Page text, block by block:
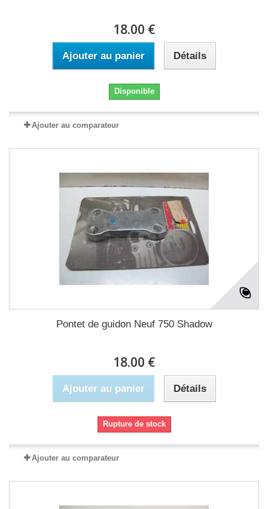
18.00 €
Ajouter au panier Détails
Disponible
Ajouter au comparateur
Pontet de guidon Neuf 750 Shadow
18.00 €
Ajouter au panier Détails
Rupture de stock
Ajouter au comparateur